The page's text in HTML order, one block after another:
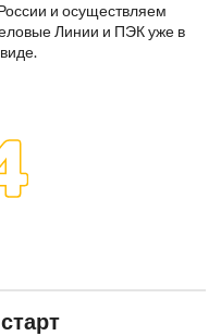
и осуществляем
Линии и ПЭК уже в